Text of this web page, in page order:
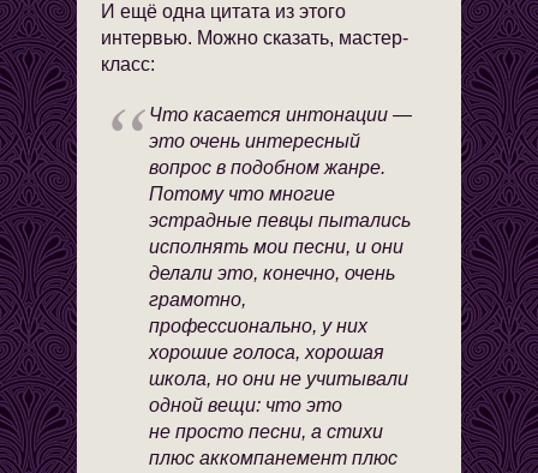
И ещё одна цитата из этого
интервью. Можно сказать, мастер-
класс:
Что касается интонации —
это очень интересный
вопрос в подобном жанре.
Потому что многие
эстрадные певцы пытались
исполнять мои песни, и они
делали это, конечно, очень
грамотно,
профессионально, у них
хорошие голоса, хорошая
школа, но они не учитывали
одной вещи: что это
не просто песни, а стихи
плюс аккомпанемент плюс